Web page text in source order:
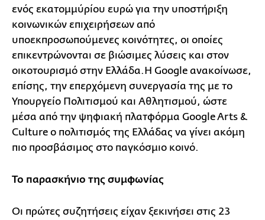
ενός εκατομμύρίου ευρώ για την υποστήριξη
κοινωνικών επιχειρήσεων από
υποεκπροσωπούμενες κοινότητες, οι οποίες
επικεντρώνονται σε βιώσιμες λύσεις και στον
οικοτουρισμό στην Ελλάδα.Η Google ανακοίνωσε,
επίσης, την επερχόμενη συνεργασία της με το
Υπουργείο Πολιτισμού και Αθλητισμού, ώστε
μέσα από την ψηφιακή πλατφόρμα Google Arts &
Culture ο πολιτισμός της Ελλάδας να γίνει ακόμη
πιο προσβάσιμος στο παγκόσμιο κοινό.
Το παρασκήνιο της συμφωνίας
Οι πρώτες συζητήσεις είχαν ξεκινήσει στις 23